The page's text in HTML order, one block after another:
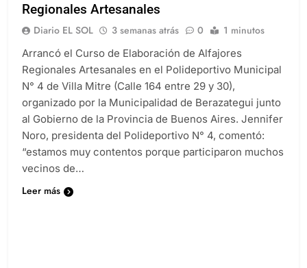
Regionales Artesanales
Diario EL SOL 3 semanas atrás 0 1 minutos
Arrancó el Curso de Elaboración de Alfajores
Regionales Artesanales en el Polideportivo Municipal
N° 4 de Villa Mitre (Calle 164 entre 29 y 30),
organizado por la Municipalidad de Berazategui junto
al Gobierno de la Provincia de Buenos Aires. Jennifer
Noro, presidenta del Polideportivo N° 4, comentó:
“estamos muy contentos porque participaron muchos
vecinos de…
Leer más